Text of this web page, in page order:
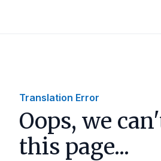
Translation Error
Oops, we
this page...